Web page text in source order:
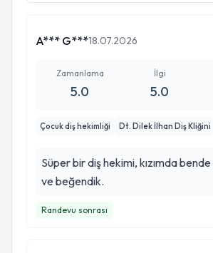
A*** G***18.07.2026
Zamanlama
5.0
İlgi
5.0
Çocuk diş hekimliği Dt. Dilek İlhan Diş Kliğini
Süper bir diş hekimi, kızımda
ve beğendik.
Randevu sonrası